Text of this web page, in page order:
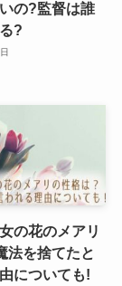
の?監督は誰
?
の花のメアリ
法を捨てたと
についても!